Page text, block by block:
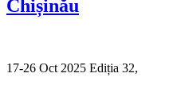
Chișinău
17-26 Oct 2025 Ediția 32,